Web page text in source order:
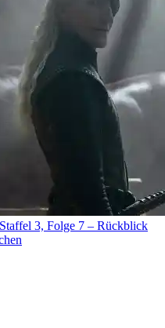
3, Folge 7 – Rückblick